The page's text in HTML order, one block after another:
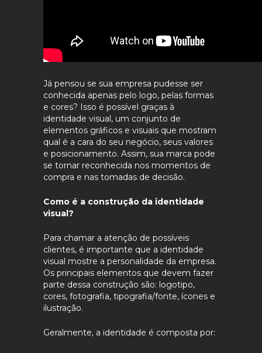
Já pensou se sua empresa pudesse ser
conhecida apenas pelo logo, pelas formas
e cores? Isso é possível graças à
identidade visual, um conjunto de
elementos gráficos e visuais que mostram
qual é a cara do seu negócio, seus valores
e posicionamento. Assim, sua marca pode
se tornar reconhecida nos momentos de
compra e nas tomadas de decisão.
Como é a construção da identidade
visual?
Para chamar a atenção de possíveis
clientes, é importante que a identidade
visual mostre a personalidade da empresa.
Os principais elementos que devem fazer
parte dessa construção são: logotipo,
cores, fotografia, tipografia/fonte, ícones e
ilustração.
Geralmente, a identidade é composta por: